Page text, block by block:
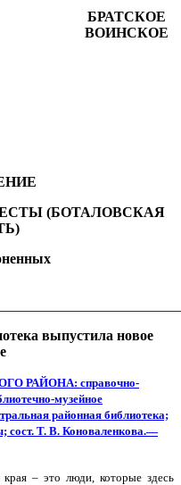
БРАТСКОЕ
ВОИНСКОЕ
(БОТАЛОВСКАЯ
выпустила новое
РАЙОНА: справочно-
музейное
районная библиотека;
сост. Т. В. Коноваленкова.—
края – это люди, которые здесь